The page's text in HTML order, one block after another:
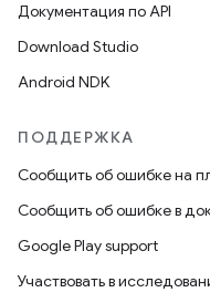
Документация по API
Download Studio
Android NDK
ПОДДЕРЖКА
Сообщить об ошибке на
Сообщить об ошибке в
Google Play support
Участвовать в